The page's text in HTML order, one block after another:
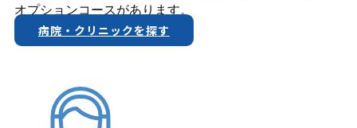
オプションコースがあります。
病院・クリニックを探す